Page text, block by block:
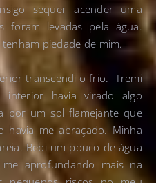
sequer acender uma
foram levadas pela água.
piedade de mim.
transcendi o frio. Tremi
havia virado algo
por um sol flamejante que
havia me abraçado. Minha
Bebi um pouco de água
aprofundando mais na